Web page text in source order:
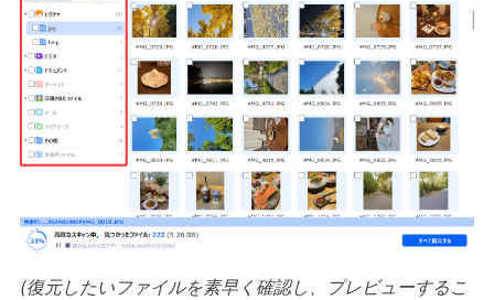
(復元したいファイルを素早く確認し、プレビューするこ